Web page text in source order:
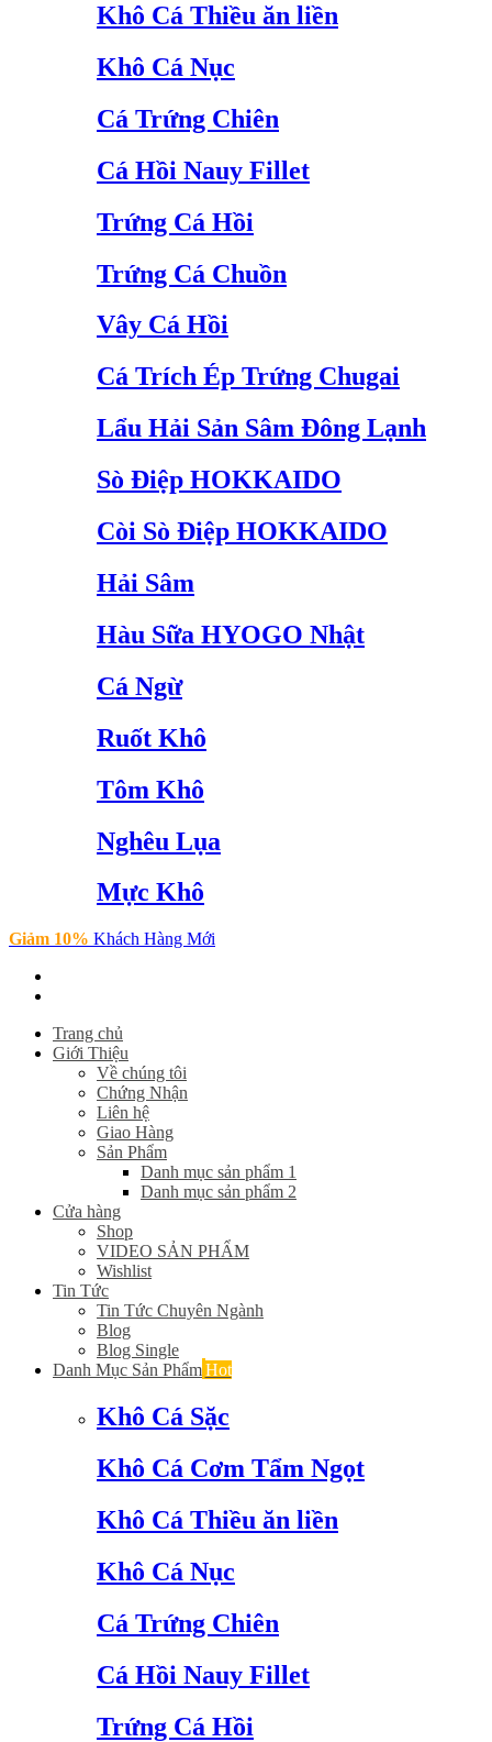
Khô Cá Thiều ăn liền
Khô Cá Nục
Cá Trứng Chiên
Cá Hồi Nauy Fillet
Trứng Cá Hồi
Trứng Cá Chuồn
Vây Cá Hồi
Cá Trích Ép Trứng Chugai
Lẩu Hải Sản Sâm Đông Lạnh
Sò Điệp HOKKAIDO
Còi Sò Điệp HOKKAIDO
Hải Sâm
Hàu Sữa HYOGO Nhật
Cá Ngừ
Ruốt Khô
Tôm Khô
Nghêu Lụa
Mực Khô
Giảm 10% Khách Hàng Mới
Trang chủ
Giới Thiệu
Về chúng tôi
Chứng Nhận
Liên hệ
Giao Hàng
Sản Phẩm
Danh mục sản phẩm 1
Danh mục sản phẩm 2
Cửa hàng
Shop
VIDEO SẢN PHẨM
Wishlist
Tin Tức
Tin Tức Chuyên Ngành
Blog
Blog Single
Danh Mục Sản PhẩmHot
Khô Cá Sặc
Khô Cá Cơm Tẩm Ngọt
Khô Cá Thiều ăn liền
Khô Cá Nục
Cá Trứng Chiên
Cá Hồi Nauy Fillet
Trứng Cá Hồi